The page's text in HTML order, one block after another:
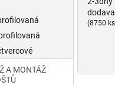
A MONTÁŽ
(8750